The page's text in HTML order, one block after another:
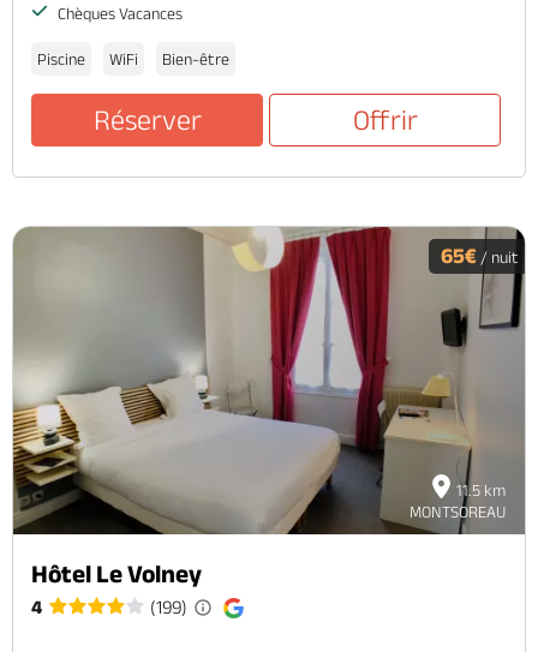
Chèques Vacances
Piscine WiFi Bien-être
Réserver Offrir
11.5 km
MONTSOREAU
65€ / nuit
Hôtel Le Volney
4 (199)